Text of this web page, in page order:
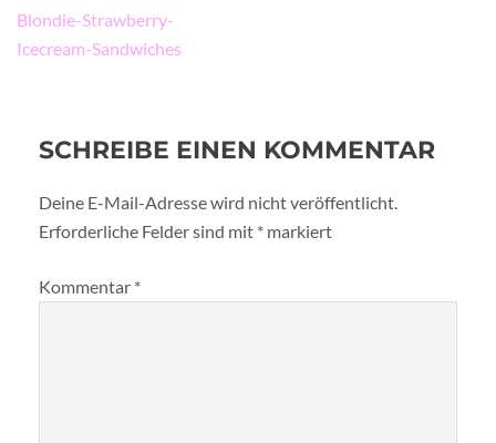
Beitragsnavigation
Blondie-Strawberry-
Icecream-Sandwiches
SCHREIBE EINEN KOMMENTAR
Deine E-Mail-Adresse wird nicht veröffentlicht.
Erforderliche Felder sind mit * markiert
Kommentar *